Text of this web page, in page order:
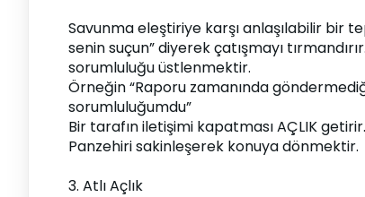
Savunma eleştiriye karşı anlaşılabilir bir
senin suçun” diyerek çatışmayı tırmandırır.
sorumluluğu üstlenmektir.
Örneğin “Raporu zamanında
sorumluluğumdu”
Bir tarafın iletişimi kapatması AÇLIK getirir.
Panzehiri sakinleşerek konuya dönmektir.
3. Atlı Açlık